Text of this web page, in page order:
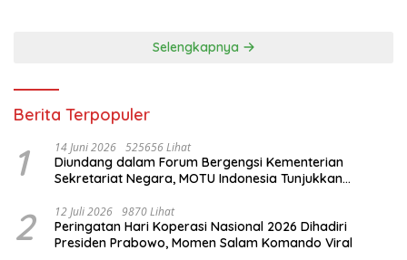
Selengkapnya
Berita Terpopuler
1 14 Juni 2026 525656 Lihat
Diundang dalam Forum Bergengsi Kementerian
Sekretariat Negara, MOTU Indonesia Tunjukkan
2 12 Juli 2026 9870 Lihat
Peringatan Hari Koperasi Nasional 2026 Dihadiri
Presiden Prabowo, Momen Salam Komando Viral